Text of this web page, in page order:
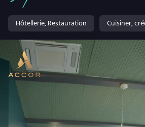
Hôtellerie, Restauration Cuisiner,